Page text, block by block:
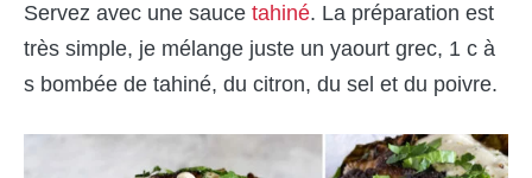
Servez avec une sauce tahiné. La préparation est
très simple, je mélange juste un yaourt grec, 1 c à
s bombée de tahiné, du citron, du sel et du poivre.